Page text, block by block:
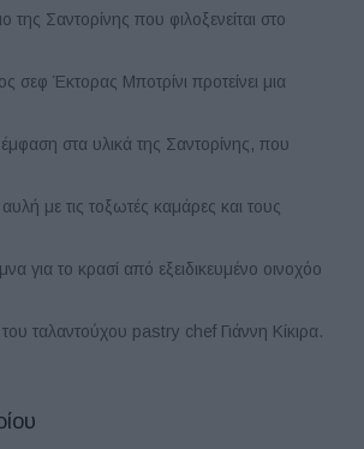
της Σαντορίνης που φιλοξενείται στο
σεφ Έκτορας Μποτρίνι προτείνει μια
στα υλικά της Σαντορίνης, που
με τις τοξωτές καμάρες και τους
για το κρασί από εξειδικευμένο οινοχόο
του ταλαντούχου pastry chef Γιάννη Κίκιρα.